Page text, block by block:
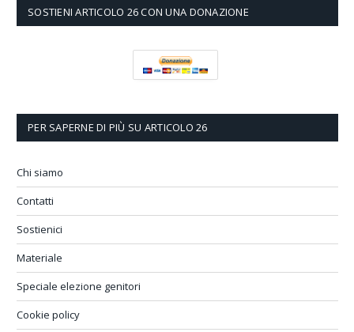
SOSTIENI ARTICOLO 26 CON UNA DONAZIONE
PER SAPERNE DI PIÙ SU ARTICOLO 26
Chi siamo
Contatti
Sostienici
Materiale
Speciale elezione genitori
Cookie policy